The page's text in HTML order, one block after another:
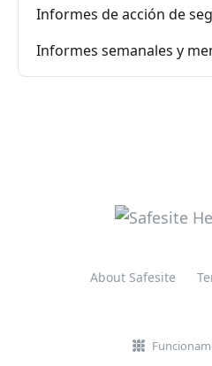
Informes de acción de
Informes semanales y
About Safesite